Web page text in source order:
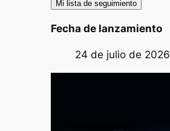
Mi lista de seguimiento
Fecha de lanzamiento
24 de julio de 2026